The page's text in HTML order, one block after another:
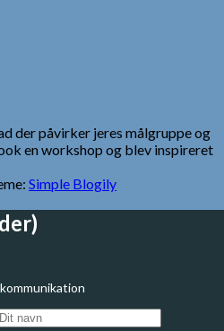
der påvirker jeres målgruppe og
en workshop og blev inspireret
Simple Blogily